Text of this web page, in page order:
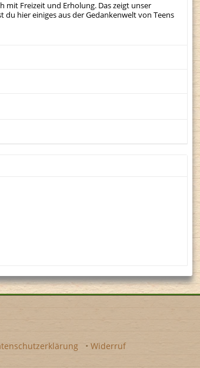
mit Freizeit und Erholung. Das zeigt unser
hier einiges aus der Gedankenwelt von Teens
• Widerruf